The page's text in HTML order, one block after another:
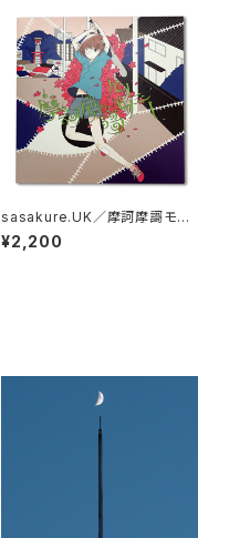
sasakure.UK／摩訶摩謌モノ
モノシー
¥2,200